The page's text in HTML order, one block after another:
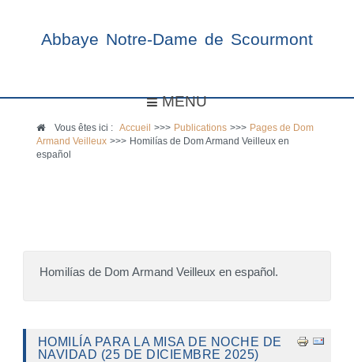
Abbaye Notre-Dame de Scourmont
MENU
Vous êtes ici :Accueil >>> Publications >>> Pages de Dom
Armand Veilleux >>> Homilías de Dom Armand Veilleux en
español
Homilías de Dom Armand Veilleux en español.
HOMILÍA PARA LA MISA DE NOCHE DE
NAVIDAD (25 DE DICIEMBRE 2025)